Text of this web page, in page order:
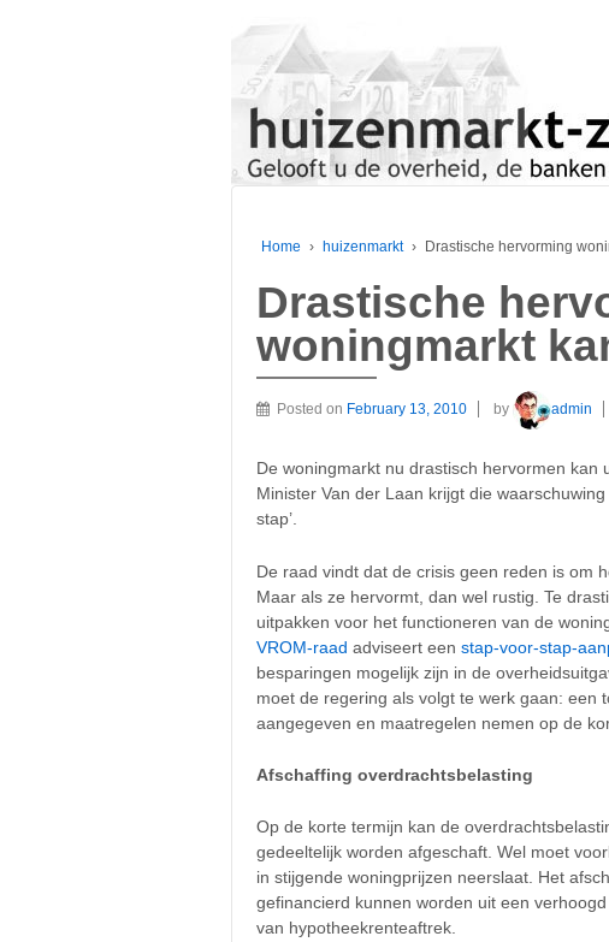
Home › huizenmarkt › Drastische hervorming
Drastische
woningmarkt
Posted on February 13, 2010 by admin
De woningmarkt nu drastisch hervormen kan
Minister Van der Laan krijgt die
stap’.
De raad vindt dat de crisis geen reden is om
Maar als ze hervormt, dan wel rustig. Te
uitpakken voor het functioneren van de
VROM-raad adviseert een stap-voor-stap-
besparingen mogelijk zijn in de
moet de regering als volgt te werk gaan: een
aangegeven en maatregelen nemen op de
Afschaffing overdrachtsbelasting
Op de korte termijn kan de
gedeeltelijk worden afgeschaft. Wel moet
in stijgende woningprijzen neerslaat. Het
gefinancierd kunnen worden uit een
van hypotheekrenteaftrek.